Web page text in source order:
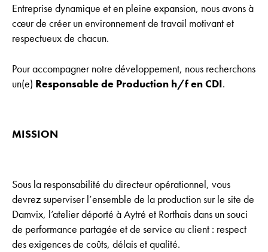
Entreprise dynamique et en pleine expansion, nous avons à
cœur de créer un environnement de travail motivant et
respectueux de chacun.
Pour accompagner notre développement, nous recherchons
un(e) Responsable de Production h/f en CDI.
MISSION
Sous la responsabilité du directeur opérationnel, vous
devrez superviser l’ensemble de la production sur le site de
Damvix, l’atelier déporté à Aytré et Rorthais dans un souci
de performance partagée et de service au client : respect
des exigences de coûts, délais et qualité.